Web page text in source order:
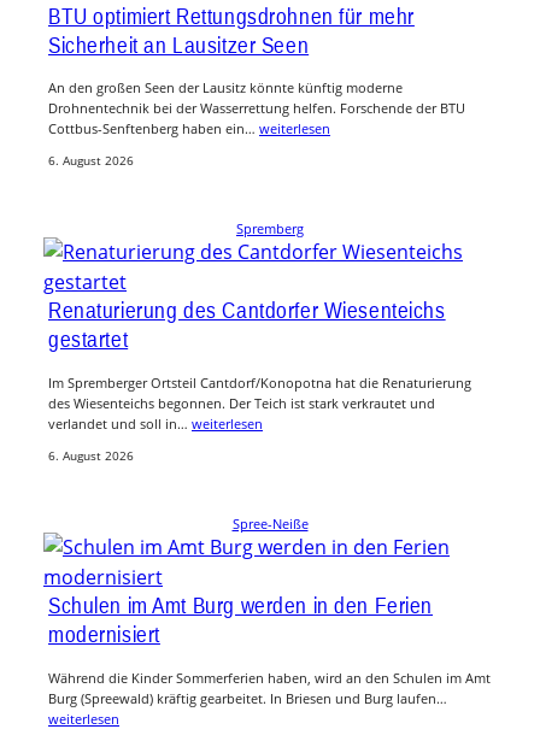
BTU optimiert Rettungsdrohnen für mehr
Sicherheit an Lausitzer Seen
An den großen Seen der Lausitz könnte künftig moderne
Drohnentechnik bei der Wasserrettung helfen. Forschende der BTU
Cottbus-Senftenberg haben ein… weiterlesen
6. August 2026
Spremberg
Renaturierung des Cantdorfer Wiesenteichs
gestartet
Im Spremberger Ortsteil Cantdorf/Konopotna hat die Renaturierung
des Wiesenteichs begonnen. Der Teich ist stark verkrautet und
verlandet und soll in… weiterlesen
6. August 2026
Spree-Neiße
Schulen im Amt Burg werden in den Ferien
modernisiert
Während die Kinder Sommerferien haben, wird an den Schulen im Amt
Burg (Spreewald) kräftig gearbeitet. In Briesen und Burg laufen…
weiterlesen